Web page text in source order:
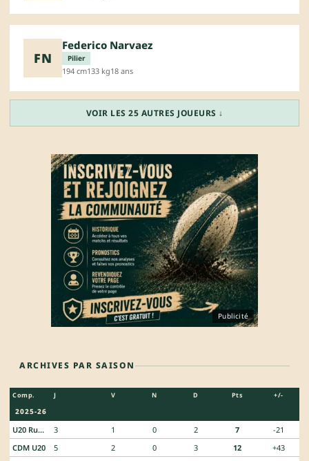
FN
Federico Narvaez
Pilier
194 cm133 kg18 ans
VOIR LES 25 AUTRES JOUEURS ↓
Publicité
ARCHIVES PAR SAISON
Comp. J V N D Pts +/-
2025-26
U20 Rugby Championship 3 1 0 2 7
-21
CDM U20
5 2 0 3 12 +43